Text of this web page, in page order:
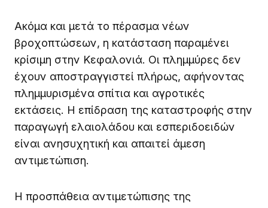
Ακόμα και μετά το πέρασμα νέων
βροχοπτώσεων, η κατάσταση παραμένει
κρίσιμη στην Κεφαλονιά. Οι πλημμύρες δεν
έχουν αποστραγγιστεί πλήρως, αφήνοντας
πλημμυρισμένα σπίτια και αγροτικές
εκτάσεις. Η επίδραση της καταστροφής στην
παραγωγή ελαιολάδου και εσπεριδοειδών
είναι ανησυχητική και απαιτεί άμεση
αντιμετώπιση.
Η προσπάθεια αντιμετώπισης της